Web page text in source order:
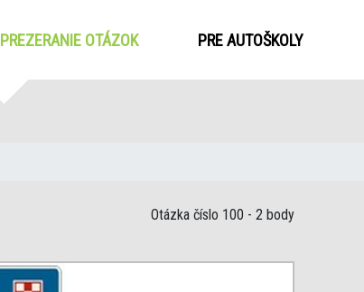
PREZERANIE OTÁZOK(CURRENT)PRE AUTOŠKOLY
Otázka číslo 100 - 2 body